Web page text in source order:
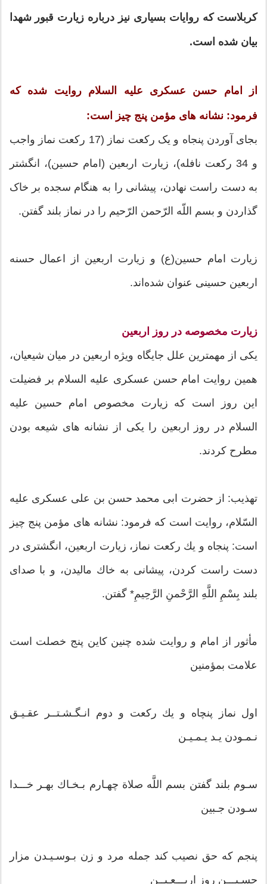
کربلاست که روایات بسیاری نیز درباره زیارت قبور شهدا
بیان شده است.
از امام حسن عسکری علیه السلام روایت شده که
فرمود: نشانه هاى مؤمن پنج چیز است:
بجاى آوردن پنجاه و یک رکعت نماز (17 رکعت نماز واجب
و 34 رکعت نافله)، زیارت اربعین (امام حسین)، انگشتر
به دست راست نهادن، پیشانى را به هنگام سجده بر خاک
گذاردن و بسم اللّه الرّحمن الرّحیم را در نماز بلند گفتن.
زیارت امام حسین(ع) و زیارت اربعین از اعمال حسنه
اربعین حسینی عنوان شده‌اند.
زیارت مخصوصه در روز اربعین
یکی از مهمترین علل جایگاه ویژه اربعین در میان شیعیان،
همین روایت امام حسن عسکری علیه السلام بر فضیلت
این روز است که زیارت مخصوص امام حسین علیه
السلام در روز اربعین را یکی از نشانه های شیعه بودن
مطرح کردند.
تهذیب: از حضرت ابى محمد حسن بن على عسكرى علیه
السّلام، روایت است كه فرمود: نشانه‏ هاى مؤمن پنج چیز
است: پنجاه و یك ركعت نماز، زیارت اربعین، انگشترى در
دست راست كردن، پیشانى به خاك مالیدن، و با صداى
بلند بِسْمِ اللَّهِ الرَّحْمنِ الرَّحِیمِ* گفتن.
مأثور از امام و روایت شده چنین‏ كاین پنج خصلت است
علامت بمؤمنین‏
اول نماز پنچاه و یك ركعت و دوم‏ انـگـشـتــر عقـیـق
نـمـودن یـد یـمـیـن‏
سـوم بلند گفتن بسم‏ اللَّه‏ صلاة چهـارم بـخـاك بهـر خـــدا
سـودن جـبین‏
پنجم كه حق نصیب كند جمله مرد و زن‏ بـوسـیـدن مزار
حسـیـــن روز اربـــعـیــن‏